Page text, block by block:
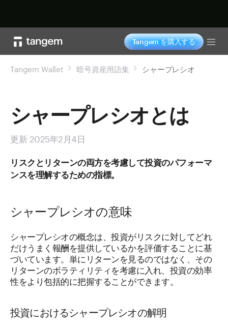
Tangem を購入する
Tangem Wallet 暗号資産用語集 シャープレシオ
シャープレシオとは
更新 2025年2月4日
リスクとリターンの両方を考慮して投資のパフォーマ
ンスを理解するための指標。
シャープレシオの意味
シャープレシオの概念は、投資がリスクに対してどれ
だけうまく報酬を提供しているかを評価することに基
づいています。単にリターンを見るのではなく、その
リターンのボラティリティを考慮に入れ、投資の効率
性をより包括的に把握することができます。
投資におけるシャープレシオの解明